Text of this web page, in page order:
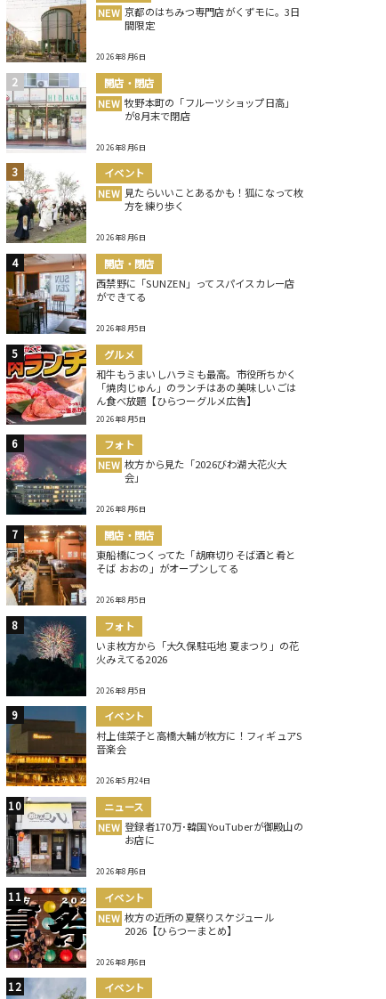
NEW 京都のはちみつ専門店がくずモに。3日
間限定
2026年8月6日
開店・閉店
NEW 牧野本町の「フルーツショップ日高」
が8月末で閉店
2026年8月6日
イベント
NEW 見たらいいことあるかも！狐になって枚
方を練り歩く
2026年8月6日
開店・閉店
西禁野に「SUNZEN」ってスパイスカレー店
ができてる
2026年8月5日
グルメ
和牛もうまいしハラミも最高。市役所ちかく
「焼肉じゅん」のランチはあの美味しいごは
ん食べ放題【ひらつーグルメ広告】
2026年8月5日
フォト
NEW 枚方から見た「2026びわ湖大花火大
会」
2026年8月6日
開店・閉店
東船橋につくってた「胡麻切りそば酒と肴と
そば おおの」がオープンしてる
2026年8月5日
フォト
いま枚方から「大久保駐屯地 夏まつり」の花
火みえてる2026
2026年8月5日
イベント
村上佳菜子と高橋大輔が枚方に！フィギュアS
音楽会
2026年5月24日
ニュース
NEW 登録者170万･韓国YouTuberが御殿山の
お店に
2026年8月6日
イベント
NEW 枚方の近所の夏祭りスケジュール
2026【ひらつーまとめ】
2026年8月6日
イベント